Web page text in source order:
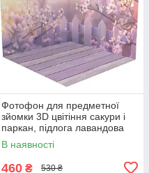
Фотофон для предметної
зйомки 3D цвітіння сакури і
паркан, підлога лавандова
дошка і дерево, 50×50 см,
№58616
В наявності
460 ₴ 530 ₴